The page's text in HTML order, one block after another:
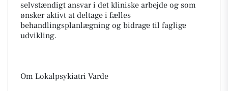
selvstændigt ansvar i det kliniske arbejde og som
ønsker aktivt at deltage i fælles
behandlingsplanlægning og bidrage til faglige
udvikling.
Om Lokalpsykiatri Varde